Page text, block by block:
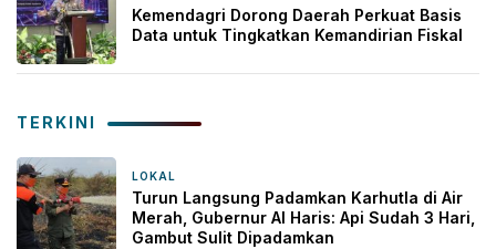
Kemendagri Dorong Daerah Perkuat Basis
Data untuk Tingkatkan Kemandirian Fiskal
TERKINI
LOKAL
Turun Langsung Padamkan Karhutla di Air
Merah, Gubernur Al Haris: Api Sudah 3 Hari,
Gambut Sulit Dipadamkan